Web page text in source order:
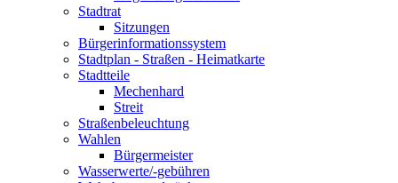
Stadtrat
Sitzungen
Bürgerinformationssystem
Stadtplan - Straßen - Heimatkarte
Stadtteile
Mechenhard
Streit
Straßenbeleuchtung
Wahlen
Bürgermeister
Wasserwerte/-gebühren